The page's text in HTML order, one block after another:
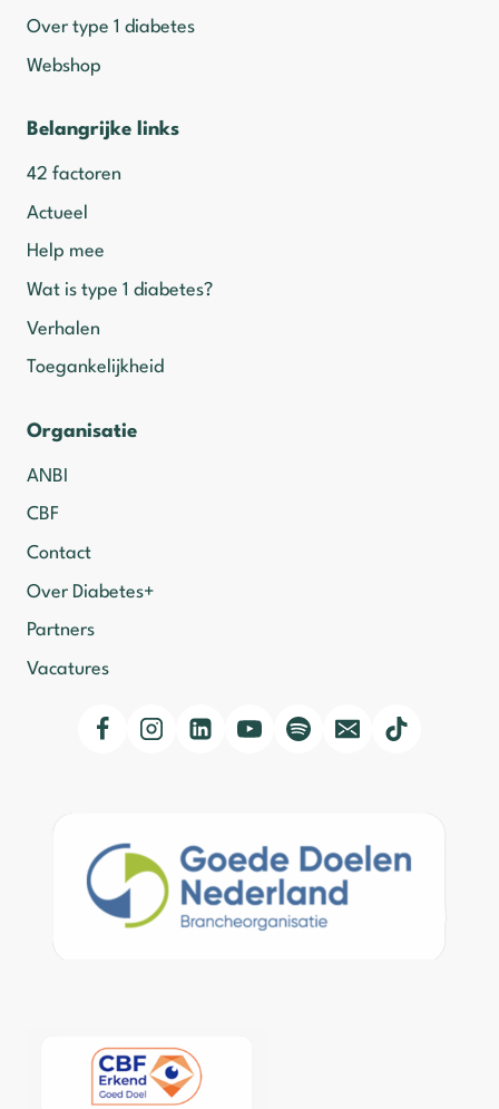
Over type 1 diabetes
Webshop
Belangrijke links
42 factoren
Actueel
Help mee
Wat is type 1 diabetes?
Verhalen
Toegankelijkheid
Organisatie
ANBI
CBF
Contact
Over Diabetes+
Partners
Vacatures